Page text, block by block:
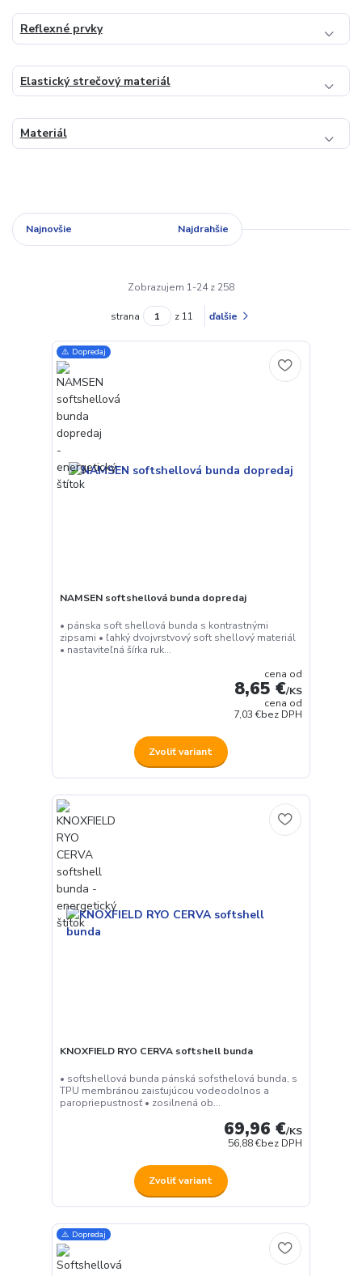
Reflexné prvky
Elastický strečový materiál
Materiál
Najnovšie Najdrahšie
Zobrazujem 1-24 z 258
strana z 11 ďalšie
⚠️ Dopredaj
NAMSEN softshellová bunda dopredaj
• pánska soft shellová bunda s kontrastnými
zipsami • ľahký dvojvrstvový soft shellový materiál
• nastaviteľná šírka ruk...
cena od
8,65 €/KS
cena od
7,03 €bez DPH
Zvoliť variant
KNOXFIELD RYO CERVA softshell bunda
• softshellová bunda pánská sofsthelová bunda, s
TPU membránou zaisťujúcou vodeodolnos a
paropriepustnosť • zosilnená ob...
69,96 €/KS
56,88 €bez DPH
Zvoliť variant
⚠️ Dopredaj